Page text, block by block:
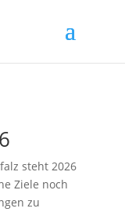
steht 2026
Ziele noch
zu